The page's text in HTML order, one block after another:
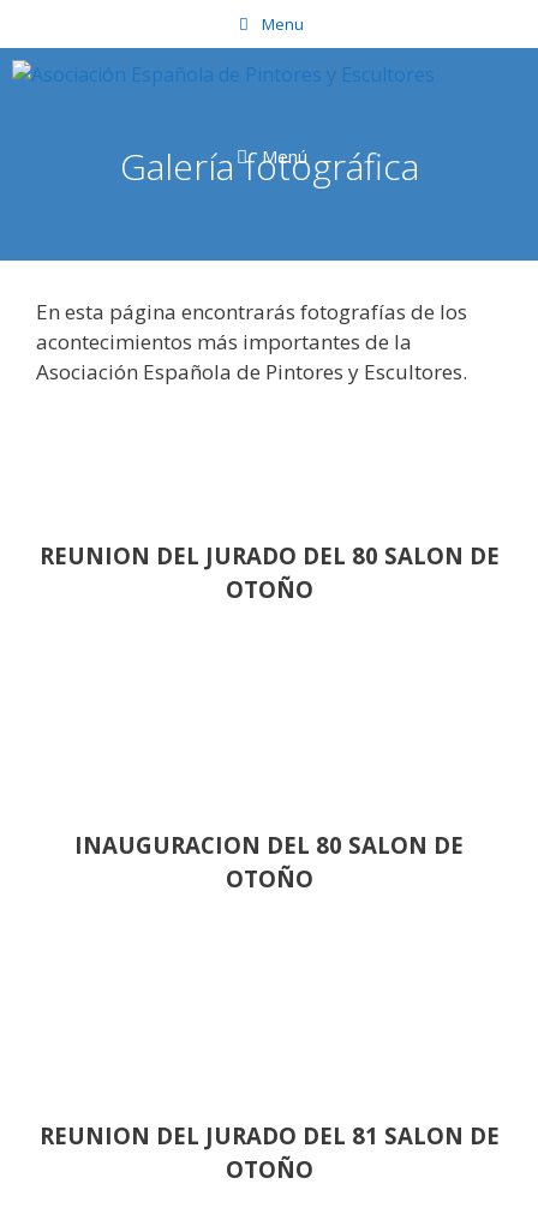
al
contenido
Menu
Menú
Galería fotográfica
En esta página encontrarás fotografías de los
acontecimientos más importantes de la
Asociación Española de Pintores y Escultores.
REUNION DEL JURADO DEL 80 SALON DE
OTOÑO
INAUGURACION DEL 80 SALON DE
OTOÑO
REUNION DEL JURADO DEL 81 SALON DE
OTOÑO